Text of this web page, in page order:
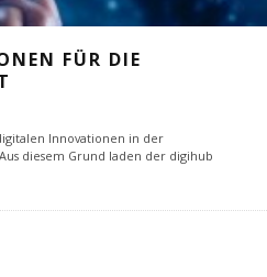
FÜR DIE
Innovationen in der
diesem Grund laden der digihub